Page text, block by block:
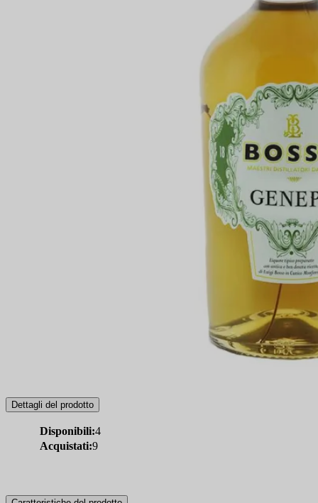
Dettagli del prodotto
Disponibili:4
Acquistati:9